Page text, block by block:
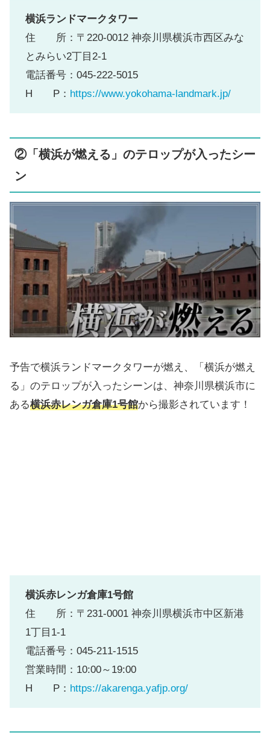
横浜ランドマークタワー
住 所：〒220-0012 神奈川県横浜市西区みな
とみらい2丁目2-1
電話番号：045-222-5015
H P： https://www.yokohama-landmark.jp/
②「横浜が燃える」のテロップが入ったシー
ン
予告で横浜ランドマークタワーが燃え、「横浜が燃え
る」のテロップが入ったシーンは、神奈川県横浜市に
ある横浜赤レンガ倉庫1号館から撮影されています！
横浜赤レンガ倉庫1号館
住 所：〒231-0001 神奈川県横浜市中区新港
1丁目1-1
電話番号：045-211-1515
営業時間：10:00～19:00
H P： https://akarenga.yafjp.org/